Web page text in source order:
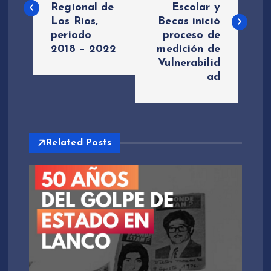
v
g
c
Regional de
Los Ríos,
periodo
2018 – 2022
Escolar y
Becas inició
proceso de
medición de
Vulnerabilid
ad
Related Posts